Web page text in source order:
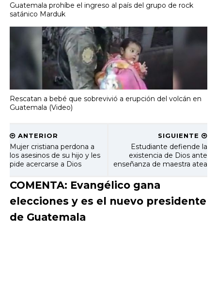
Guatemala prohíbe el ingreso al país del grupo de rock
satánico Marduk
Rescatan a bebé que sobrevivió a erupción del volcán en
Guatemala (Video)
SIGUIENTE
Estudiante defiende la
existencia de Dios ante
enseñanza de maestra atea
ANTERIOR
Mujer cristiana perdona a
los asesinos de su hijo y les
pide acercarse a Dios
COMENTA: Evangélico gana
elecciones y es el nuevo presidente
de Guatemala